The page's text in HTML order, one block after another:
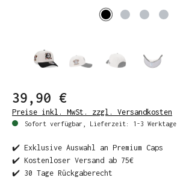
39,90 €
Preise inkl. MwSt. zzgl. Versandkosten
Sofort verfügbar, Lieferzeit: 1-3 Werktage
✔️ Exklusive Auswahl an Premium Caps
✔️ Kostenloser Versand ab 75€
✔️ 30 Tage Rückgaberecht